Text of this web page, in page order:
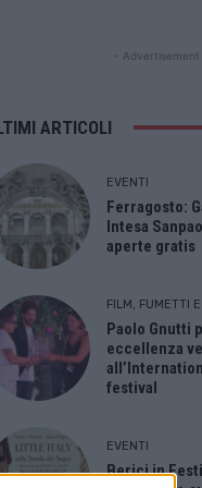
- Advertisement -
ARTICOLI
EVENTI
Ferragosto:
Intesa
aperte gratis
FILM, FUMETTI
Paolo Gnutti
eccellenza
festival
EVENTI
Berici in